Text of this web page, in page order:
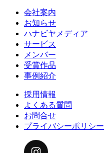
会社案内
お知らせ
ハナビヤメディア
サービス
メンバー
受賞作品
事例紹介
採用情報
よくある質問
お問合せ
プライバシーポリシー